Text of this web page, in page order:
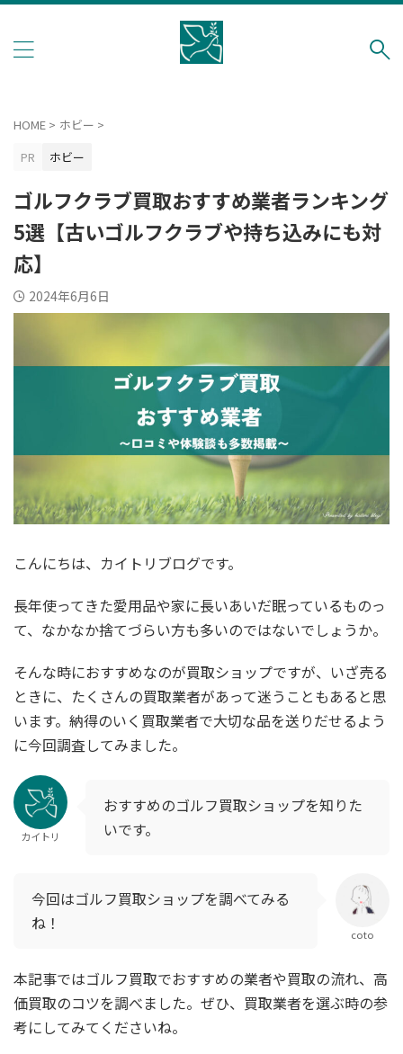
総合買取
ホビー
本
HOME > ホビー >
PR
ホビー
ゴルフクラブ買取おすすめ業者ランキング
5選【古いゴルフクラブや持ち込みにも対
応】
2024年6月6日
こんにちは、カイトリブログです。
長年使ってきた愛用品や家に長いあいだ眠っているものっ
て、なかなか捨てづらい方も多いのではないでしょうか。
そんな時におすすめなのが買取ショップですが、いざ売る
ときに、たくさんの買取業者があって迷うこともあると思
います。納得のいく買取業者で大切な品を送りだせるよう
に今回調査してみました。
カイトリ
おすすめのゴルフ買取ショップを知りた
いです。
今回はゴルフ買取ショップを調べてみる
ね！
coto
本記事ではゴルフ買取でおすすめの業者や買取の流れ、高
価買取のコツを調べました。ぜひ、買取業者を選ぶ時の参
考にしてみてくださいね。